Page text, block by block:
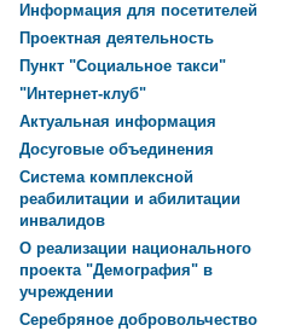
Информация для посетителей
Проектная деятельность
Пункт "Социальное такси"
"Интернет-клуб"
Актуальная информация
Досуговые объединения
Система комплексной
реабилитации и абилитации
инвалидов
О реализации национального
проекта "Демография" в
учреждении
Серебряное добровольчество